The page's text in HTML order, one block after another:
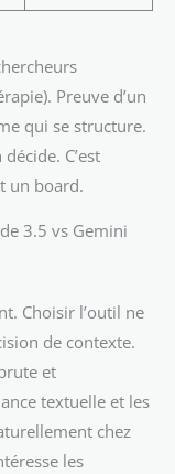
Preuve d’un
qui se structure.
C’est
un board.
3.5 vs Gemini
Choisir l’outil ne
de contexte.
et
textuelle et les
chez
les